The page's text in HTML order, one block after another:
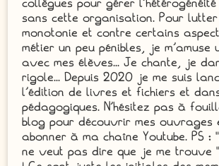
sans cette organisation. Pour
monotonie et contre certains
métier un peu pénibles, je m'amuse
avec mes élèves... Je chante, je
rigole... Depuis 2020 je me suis
l'édition de livres et fichiers et
pédagogiques. N'hésitez pas à
blog pour découvrir mes ouvrages
abonner à ma chaîne Youtube. PS :
ne veut pas dire que je me trouve